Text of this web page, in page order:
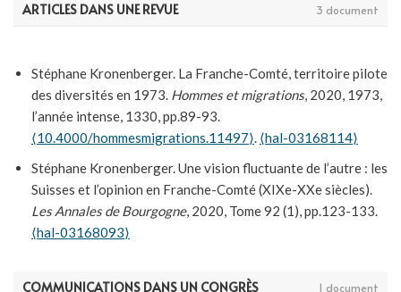
ARTICLES DANS UNE REVUE 3 document
Stéphane Kronenberger. La Franche-Comté, territoire pilote
des diversités en 1973. Hommes et migrations, 2020, 1973,
l’année intense, 1330, pp.89-93.
⟨10.4000/hommesmigrations.11497⟩. ⟨hal-03168114⟩
Stéphane Kronenberger. Une vision fluctuante de l’autre : les
Suisses et l’opinion en Franche-Comté (XIXe-XXe siècles).
Les Annales de Bourgogne, 2020, Tome 92 (1), pp.123-133.
⟨hal-03168093⟩
Hommes et migrations, 2016, 1983, le tournant médiatique,
COMMUNICATIONS DANS UN CONGRÈS 1 document